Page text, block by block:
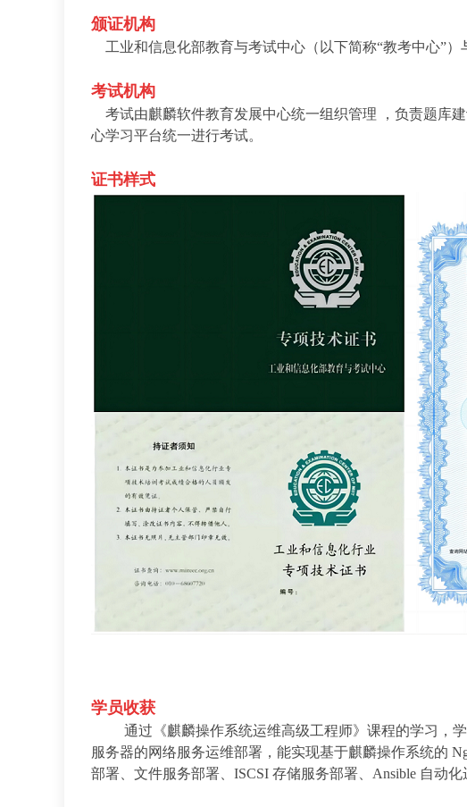
颁证机构
工业和信息化部教育与考试中心（以下简称“教考中心”）
考试机构
考试由麒麟软件教育发展中心统一组织管理 ，负责题库
心学习平台统一进行考试。
证书样式
学员收获
通过《麒麟操作系统运维高级工程师》课程的学习，
服务器的网络服务运维部署，能实现基于麒麟操作系统的
部署、文件服务部署、ISCSI 存储服务部署、Ansible 自动